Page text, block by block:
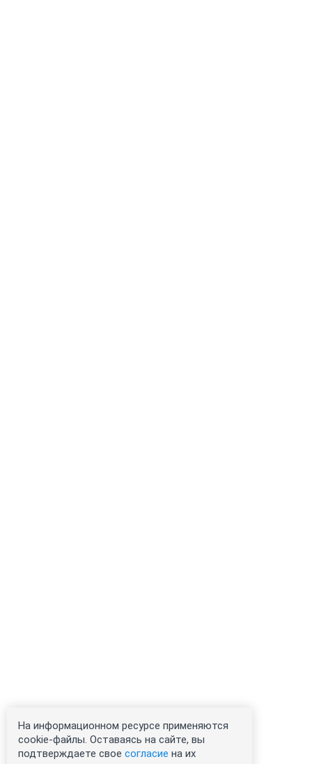
На информационном ресурсе применяются
cookie-файлы. Оставаясь на сайте, вы
подтверждаете свое согласие на их